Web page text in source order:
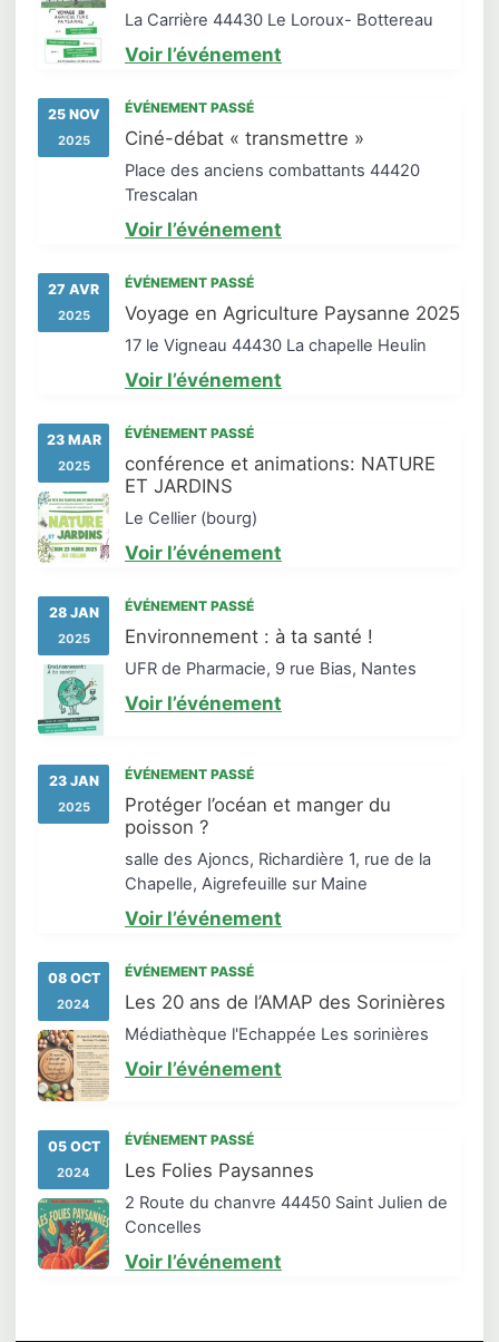
La Carrière 44430 Le Loroux- Bottereau
Voir l’événement
25 NOV
2025
ÉVÉNEMENT PASSÉ
Ciné-débat « transmettre »
Place des anciens combattants 44420
Trescalan
Voir l’événement
27 AVR
2025
ÉVÉNEMENT PASSÉ
Voyage en Agriculture Paysanne 2025
17 le Vigneau 44430 La chapelle Heulin
Voir l’événement
23 MAR
2025
ÉVÉNEMENT PASSÉ
conférence et animations: NATURE
ET JARDINS
Le Cellier (bourg)
Voir l’événement
28 JAN
2025
ÉVÉNEMENT PASSÉ
Environnement : à ta santé !
UFR de Pharmacie, 9 rue Bias, Nantes
Voir l’événement
23 JAN
2025
ÉVÉNEMENT PASSÉ
Protéger l’océan et manger du
poisson ?
salle des Ajoncs, Richardière 1, rue de la
Chapelle, Aigrefeuille sur Maine
Voir l’événement
08 OCT
2024
ÉVÉNEMENT PASSÉ
Les 20 ans de l’AMAP des Sorinières
Médiathèque l'Echappée Les sorinières
Voir l’événement
05 OCT
2024
ÉVÉNEMENT PASSÉ
Les Folies Paysannes
2 Route du chanvre 44450 Saint Julien de
Concelles
Voir l’événement